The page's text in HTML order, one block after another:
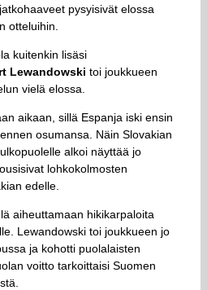
pysyisivät elossa
otteluihin.
kuitenkin lisäsi
Lewandowski toi joukkueen
vielä elossa.
aikaan, sillä Espanja iski ensin
osumansa. Näin Slovakian
alkoi näyttää jo
lohkokolmosten
edelle.
aiheuttamaan hikikarpaloita
Lewandowski toi joukkueen jo
ja kohotti puolalaisten
voitto tarkoittaisi Suomen